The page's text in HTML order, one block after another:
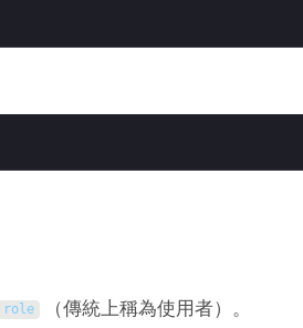
role （傳統上稱為使用者）。